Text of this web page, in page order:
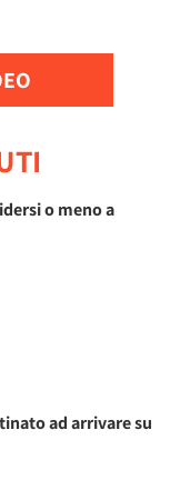
o meno a
ad arrivare su